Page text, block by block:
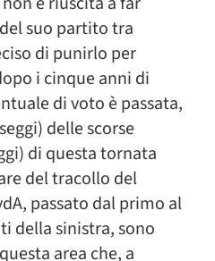
suo partito tra
di punirlo per
i cinque anni di
di voto è passata,
delle scorse
di questa tornata
del tracollo del
passato dal primo al
della sinistra, sono
area che, a